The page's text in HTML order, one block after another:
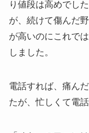
り値段は高めでし
が、続けて傷んだ
が高いのにこれで
しました。
電話すれば、痛ん
たが、忙しくて電